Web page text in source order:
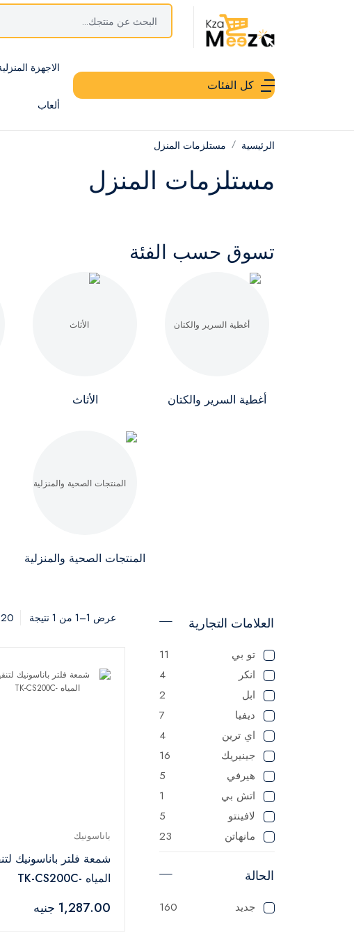
كل الفئات
الاجهزة
ألعاب
الرئيسية مستلزمات المنزل
مستلزمات المنزل
تسوق حسب الفئة
أغطية السرير والكتان الأثاث
المنتجات الصحية والمنزلية
العلامات التجارية
تو بي
11
انكر
4
ابل
2
ديفيا
7
اي ترين
4
جينيريك
16
هيرفي
5
اتش بي
1
لافينتو
5
مانهاتن
23
ميانتا
1
سوناي
الحالة
جديد 160
عرض 1–1 من 1 نتيجة 20
باناسونيك
شمعة فلتر باناسونيك
المياه -TK-CS200C
1,287.00 جنيه